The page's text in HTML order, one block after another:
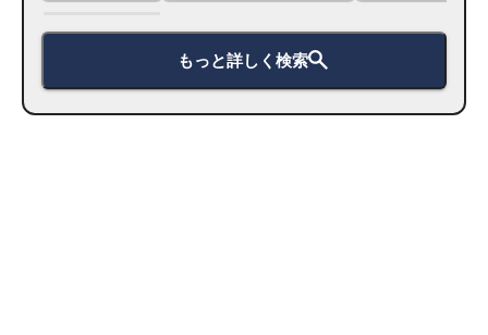
もっと詳しく検索